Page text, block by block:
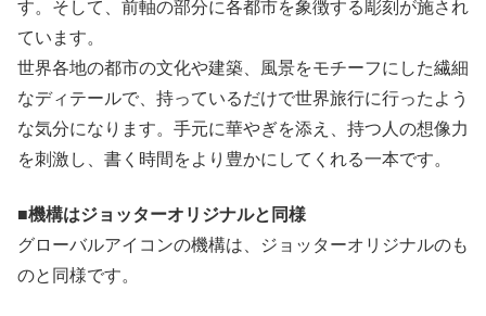
す。そして、前軸の部分に各都市を象徴する彫刻が施され
ています。
世界各地の都市の文化や建築、風景をモチーフにした繊細
なディテールで、持っているだけで世界旅行に行ったよう
な気分になります。手元に華やぎを添え、持つ人の想像力
を刺激し、書く時間をより豊かにしてくれる一本です。
■機構はジョッターオリジナルと同様
グローバルアイコンの機構は、ジョッターオリジナルのも
のと同様です。